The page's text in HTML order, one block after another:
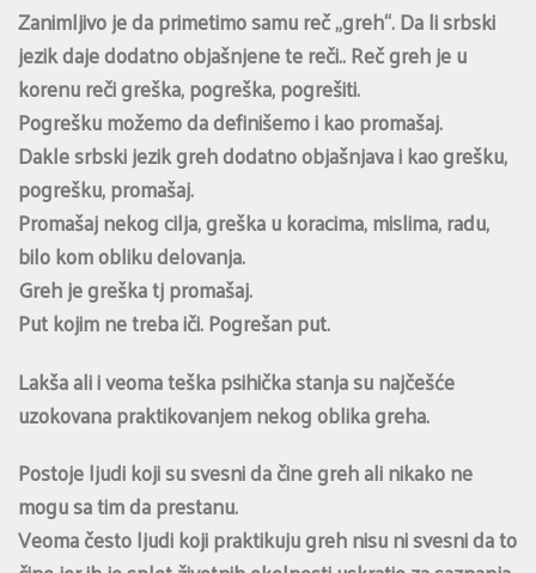
Zanimljivo je da primetimo samu reč „greh“. Da li srbski
jezik daje dodatno objašnjene te reči.. Reč greh je u
korenu reči greška, pogreška, pogrešiti.
Pogrešku možemo da definišemo i kao promašaj.
Dakle srbski jezik greh dodatno objašnjava i kao grešku,
pogrešku, promašaj.
Promašaj nekog cilja, greška u koracima, mislima, radu,
bilo kom obliku delovanja.
Greh je greška tj promašaj.
Put kojim ne treba iči. Pogrešan put.
Lakša ali i veoma teška psihička stanja su najčešće
uzokovana praktikovanjem nekog oblika greha.
Postoje ljudi koji su svesni da čine greh ali nikako ne
mogu sa tim da prestanu.
Veoma često ljudi koji praktikuju greh nisu ni svesni da to